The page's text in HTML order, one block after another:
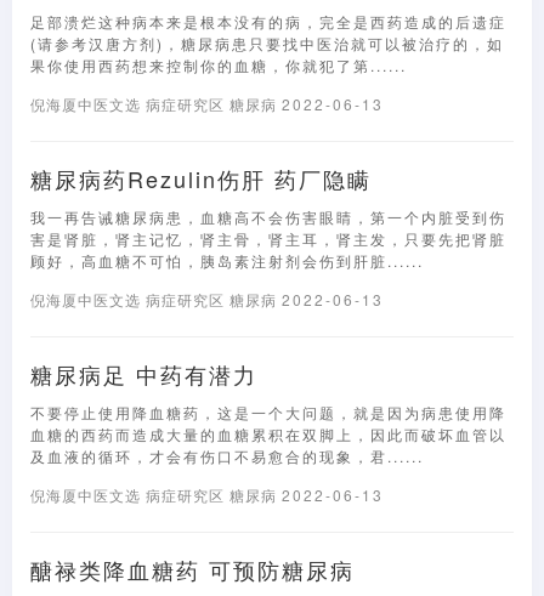
足部溃烂这种病本来是根本没有的病，完全是西药造成的后遗症
(请参考汉唐方剂)，糖尿病患只要找中医治就可以被治疗的，如
果你使用西药想来控制你的血糖，你就犯了第......
倪海厦中医文选 病症研究区 糖尿病 2022-06-13
糖尿病药Rezulin伤肝 药厂隐瞒
我一再告诫糖尿病患，血糖高不会伤害眼睛，第一个内脏受到伤
害是肾脏，肾主记忆，肾主骨，肾主耳，肾主发，只要先把肾脏
顾好，高血糖不可怕，胰岛素注射剂会伤到肝脏......
倪海厦中医文选 病症研究区 糖尿病 2022-06-13
糖尿病足 中药有潜力
不要停止使用降血糖药，这是一个大问题，就是因为病患使用降
血糖的西药而造成大量的血糖累积在双脚上，因此而破坏血管以
及血液的循环，才会有伤口不易愈合的现象，君......
倪海厦中医文选 病症研究区 糖尿病 2022-06-13
醣禄类降血糖药 可预防糖尿病